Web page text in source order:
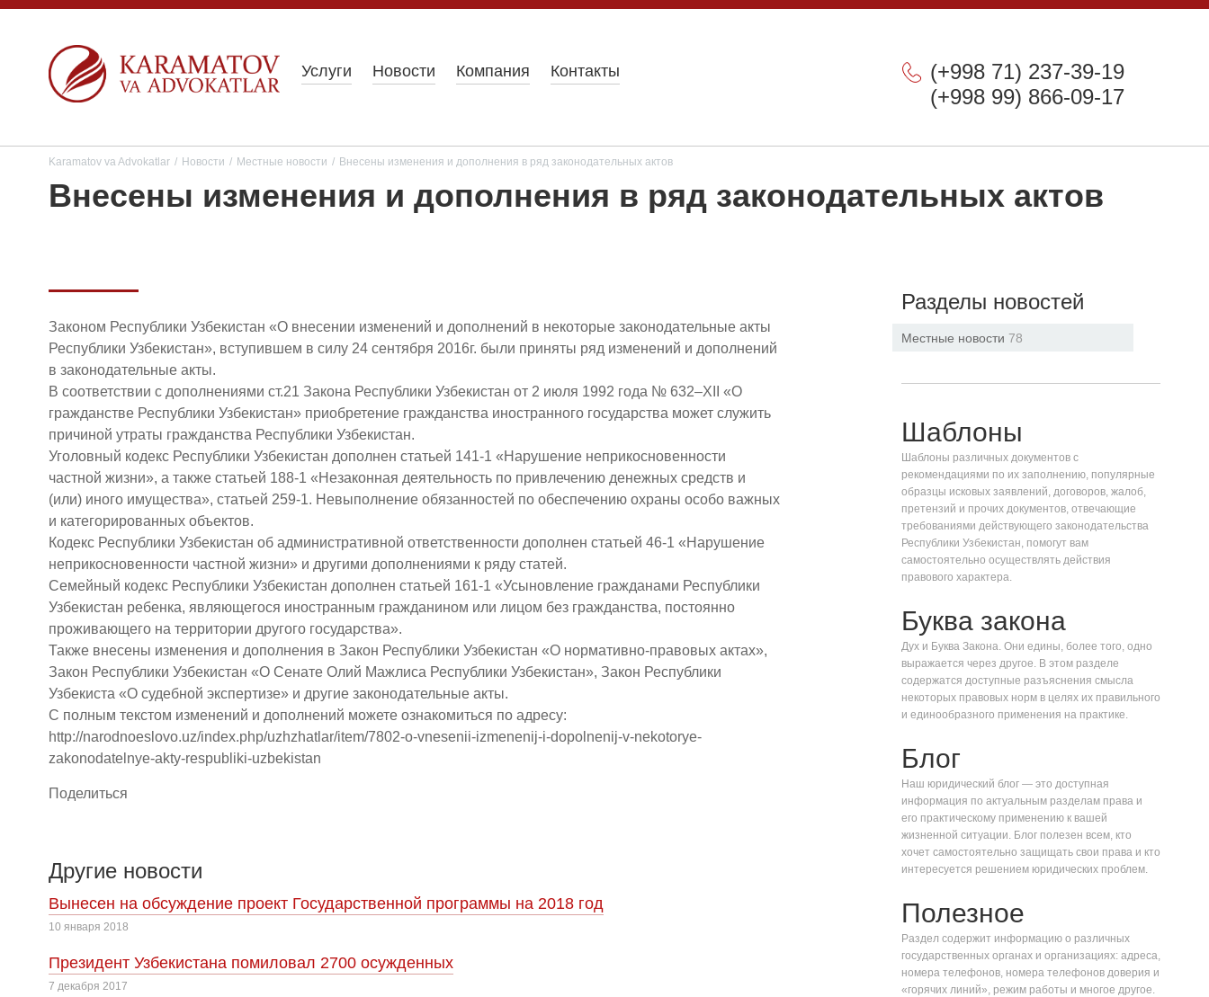
Услуги Новости Компания Контакты
(+998 71) 237-39-19
(+998 99) 866-09-17
Karamatov va Advokatlar / Новости / Местные новости / Внесены изменения и дополнения в ряд законодательных актов
Внесены изменения и дополнения в ряд законодательных актов
Законом Республики Узбеки­стан «О внесении изменений и дополнений в некоторые законодательные акты
Республики Узбекистан», вступившем в силу 24 сентября 2016г. были приняты ряд изменений и дополнений
в законодательные акты.
В соответствии с дополнениями ст.21 Закона Республики Узбеки­стан от 2 июля 1992 года № 632–XII «О
гражданстве Республики Узбекистан» приобретение гражданства иностранного государства может служить
причиной утраты гражданства Республики Узбекистан.
Уголовный кодекс Республики Узбекистан дополнен статьей 141-1 «Нарушение неприкосновенности
частной жизни», а также статьей 188-1 «Незаконная деятельность по привлечению денежных средств и
(или) иного имущества», статьей 259-1. Невыполнение обязанностей по обеспечению охраны особо важных
и категорированных объектов.
Кодекс Республики Узбекистан об административной ответственности дополнен статьей 46-1 «Нарушение
неприкосновенности частной жизни» и другими дополнениями к ряду статей.
Семейный кодекс Республики Узбекистан дополнен статьей 161-1 «Усыновление гражданами Республики
Узбекистан ребенка, являющегося иностранным гражданином или лицом без гражданства, постоянно
проживающего на территории другого государства».
Также внесены изменения и дополнения в Закон Республики Узбекистан «О нормативно-правовых актах»,
Закон Республики Узбекистан «О Сенате Олий Мажлиса Республики ­Узбекистан», Закон Республики
Узбекиста «О судебной экспертизе» и другие законодательные акты.
С полным текстом изменений и дополнений можете ознакомиться по адресу:
http://narodnoeslovo.uz/index.php/uzhzhatlar/item/7802-o-vnesenii-izmenenij-i-dopolnenij-v-nekotorye-
zakonodatelnye-akty-respubliki-uzbekistan
Поделиться
Другие новости
Вынесен на обсуждение проект Государственной программы на 2018 год
10 января 2018
Президент Узбекистана помиловал 2700 осужденных
7 декабря 2017
Разделы новостей
Местные новости 78
Шаблоны
Шаблоны различных документов с
рекомендациями по их заполнению, популярные
образцы исковых заявлений, договоров, жалоб,
претензий и прочих документов, отвечающие
требованиями действующего законодательства
Республики Узбекистан, помогут вам
самостоятельно осуществлять действия
правового характера.
Буква закона
Дух и Буква Закона. Они едины, более того, одно
выражается через другое. В этом разделе
содержатся доступные разъяснения смысла
некоторых правовых норм в целях их правильного
и единообразного применения на практике.
Блог
Наш юридический блог — это доступная
информация по актуальным разделам права и
его практическому применению к вашей
жизненной ситуации. Блог полезен всем, кто
хочет самостоятельно защищать свои права и кто
интересуется решением юридических проблем.
Полезное
Раздел содержит информацию о различных
государственных органах и организациях: адреса,
номера телефонов, номера телефонов доверия и
«горячих линий», режим работы и многое другое.